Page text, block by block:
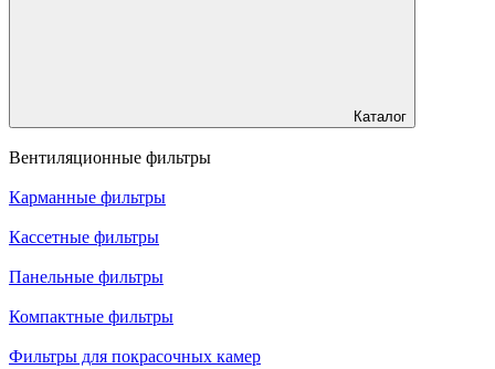
Каталог
Вентиляционные фильтры
Карманные фильтры
Кассетные фильтры
Панельные фильтры
Компактные фильтры
Фильтры для покрасочных камер